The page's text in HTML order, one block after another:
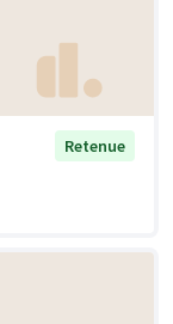
Retenue